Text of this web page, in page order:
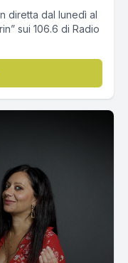
diretta dal lunedì al
sui 106.6 di Radio